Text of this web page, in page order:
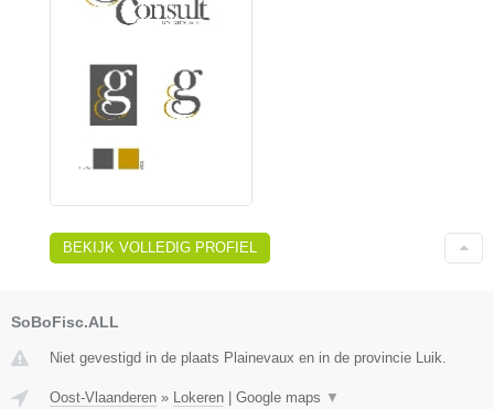
BEKIJK VOLLEDIG PROFIEL
SoBoFisc.ALL
Niet gevestigd in de plaats Plainevaux en in de provincie Luik.
Oost-Vlaanderen » Lokeren Google maps ▼